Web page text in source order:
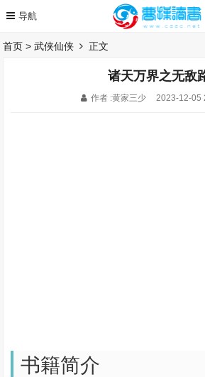
首页 >武侠仙侠 正文
诸天万界之无敌
作者 :黄家三少 2023-12-05
书籍简介